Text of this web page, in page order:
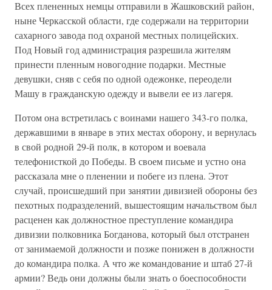
Всех плененных немцы отправили в Жашковский район,
ныне Черкасской области, где содержали на территории
сахарного завода под охраной местных полицейских.
Под Новый год администрация разрешила жителям
принести пленным новогодние подарки. Местные
девушки, сняв с себя по одной одежонке, переодели
Машу в гражданскую одежду и вывели ее из лагеря.
Потом она встретилась с воинами нашего 343-го полка,
державшими в январе в этих местах оборону, и вернулась
в свой родной 29-й полк, в котором и воевала
телефонисткой до Победы. В своем письме и устно она
рассказала мне о пленении и побеге из плена. Этот
случай, происшедший при занятии дивизией обороны без
пехотных подразделений, вышестоящим начальством был
расценен как должностное преступление командира
дивизии полковника Богданова, который был отстранен
от занимаемой должности и позже понижен в должности
до командира полка. А что же командование и штаб 27-й
армии? Ведь они должны были знать о боеспособности